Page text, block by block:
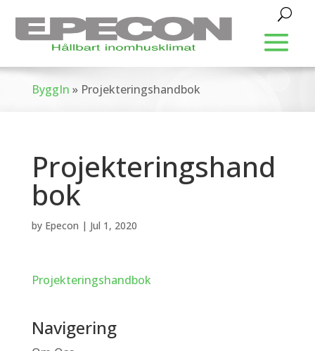
ByggIn » Projekteringshandbok
Projekteringshand
bok
by Epecon | Jul 1, 2020
Projekteringshandbok
Navigering